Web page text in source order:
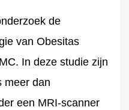
de
van Obesitas
In deze studie zijn
meer dan
een MRI-scanner